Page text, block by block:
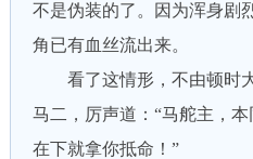
不是伪装的了。因为浑身剧
角已有血丝流出来。
看了这情形，不由顿时
马二，厉声道：“马舵主，本
在下就拿你抵命！”